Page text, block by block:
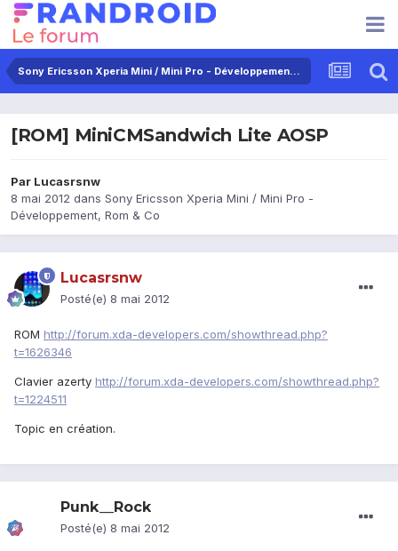
Sony Ericsson Xperia Mini / Mini Pro - Développement, Rom & Co
[ROM] MiniCMSandwich Lite AOSP
Par Lucasrsnw
8 mai 2012 dans Sony Ericsson Xperia Mini / Mini Pro -
Développement, Rom & Co
Lucasrsnw
Posté(e) 8 mai 2012
ROM http://forum.xda-developers.com/showthread.php?
t=1626346
Clavier azerty http://forum.xda-developers.com/showthread.php?
t=1224511
Topic en création.
Punk__Rock
Posté(e) 8 mai 2012